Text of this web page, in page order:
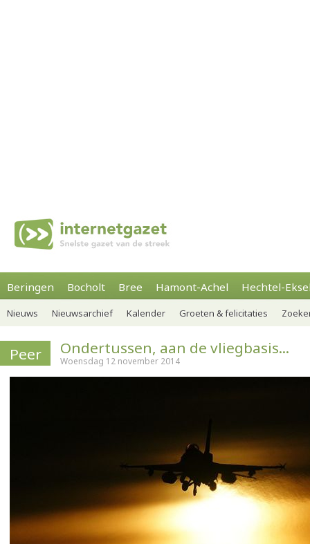
Beringen Bocholt Bree Hamont-Achel Hechtel-
Nieuws Nieuwsarchief Kalender Groeten & felicitaties
Peer Ondertussen, aan de vliegbasis...
Woensdag 12 november 2014